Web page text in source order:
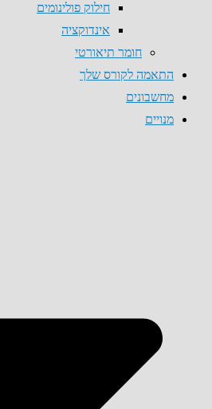
חילוק פולינומים
אינדוקציה
חומר תיאורטי
התאמה לקורס שלך
מחשבונים
מנויים